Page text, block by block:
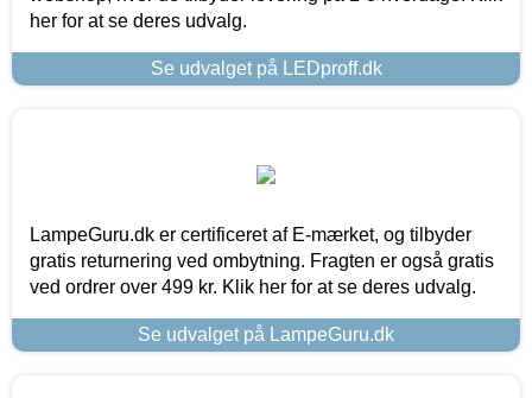
her for at se deres udvalg.
Se udvalget på LEDproff.dk
LampeGuru.dk er certificeret af E-mærket, og tilbyder
gratis returnering ved ombytning. Fragten er også gratis
ved ordrer over 499 kr. Klik her for at se deres udvalg.
Se udvalget på LampeGuru.dk